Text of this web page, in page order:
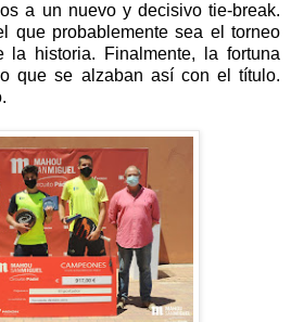
a un nuevo y decisivo tie-break.
que probablemente sea el torneo
historia. Finalmente, la fortuna
que se alzaban así con el título.